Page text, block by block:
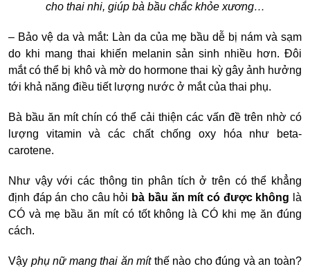
cho thai nhi, giúp bà bầu chắc khỏe xương…
– Bảo vệ da và mắt: Làn da của mẹ bầu dễ bị nám và sạm
do khi mang thai khiến melanin sản sinh nhiều hơn. Đôi
mắt có thể bị khô và mờ do hormone thai kỳ gây ảnh hưởng
tới khả năng điều tiết lượng nước ở mắt của thai phụ.
Bà bầu ăn mít chín có thể cải thiện các vấn đề trên nhờ có
lượng vitamin và các chất chống oxy hóa như beta-
carotene.
Như vậy với các thông tin phân tích ở trên có thể khẳng
định đáp án cho câu hỏi bà bầu ăn mít có được không là
CÓ và mẹ bầu ăn mít có tốt không là CÓ khi mẹ ăn đúng
cách.
Vậy phụ nữ mang thai ăn mítthế nào cho đúng và an toàn?